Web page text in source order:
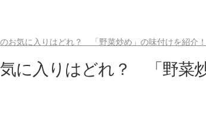
お気に入りはどれ？ 「野菜炒め」の味付けを紹介！
に入りはどれ？ 「野菜